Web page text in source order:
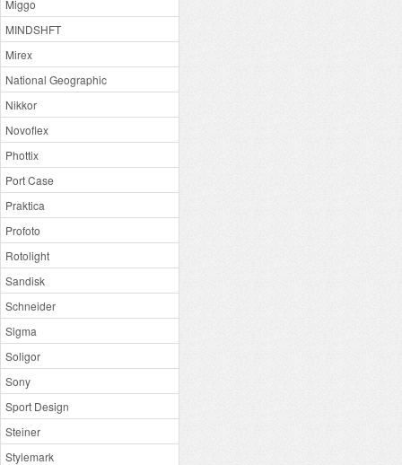
Miggo
MINDSHFT
Mirex
National Geographic
Nikkor
Novoflex
Phottix
Port Case
Praktica
Profoto
Rotolight
Sandisk
Schneider
Sigma
Soligor
Sony
Sport Design
Steiner
Stylemark